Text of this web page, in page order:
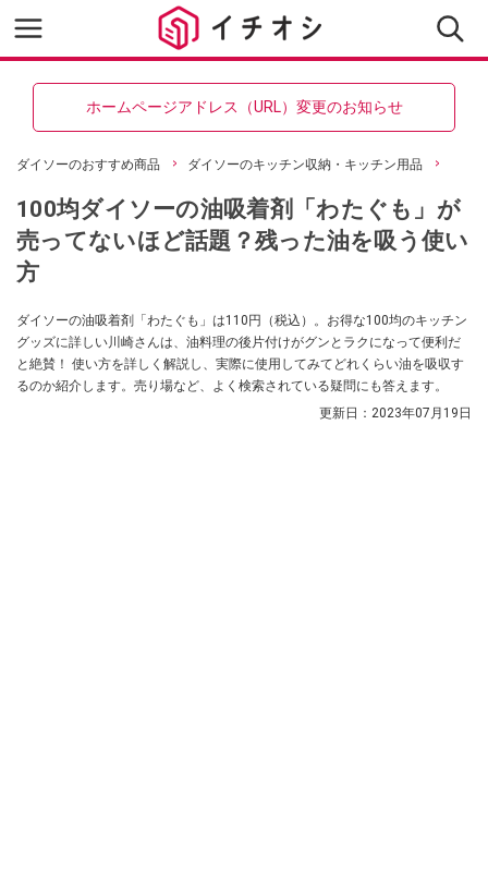
ホームページアドレス（URL）変更のお知らせ
ダイソーのおすすめ商品 ダイソーのキッチン収納・キッチン用品
100均ダイソーの油吸着剤「わたぐも」が
売ってないほど話題？残った油を吸う使い
方
ダイソーの油吸着剤「わたぐも」は110円（税込）。お得な100均のキッチン
グッズに詳しい川崎さんは、油料理の後片付けがグンとラクになって便利だ
と絶賛！ 使い方を詳しく解説し、実際に使用してみてどれくらい油を吸収す
るのか紹介します。売り場など、よく検索されている疑問にも答えます。
更新日： 2023年07月19日